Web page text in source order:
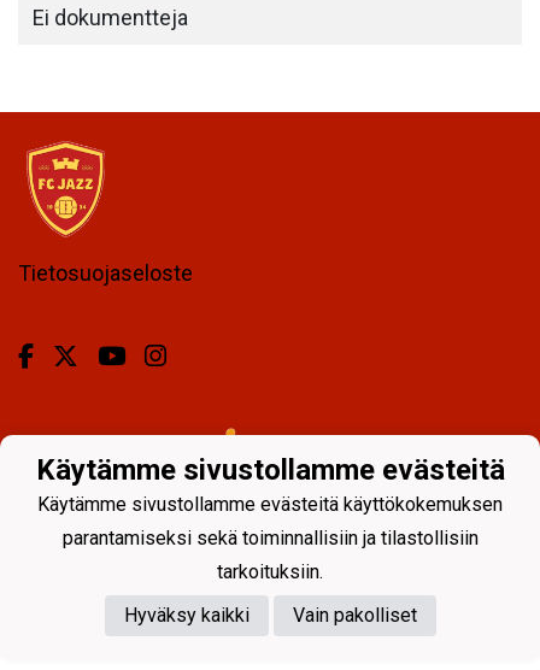
Ei dokumentteja
Tietosuojaseloste
Käytämme sivustollamme evästeitä
Käytämme sivustollamme evästeitä käyttökokemuksen
parantamiseksi sekä toiminnallisiin ja tilastollisiin
tarkoituksiin.
Hyväksy kaikki
Vain pakolliset